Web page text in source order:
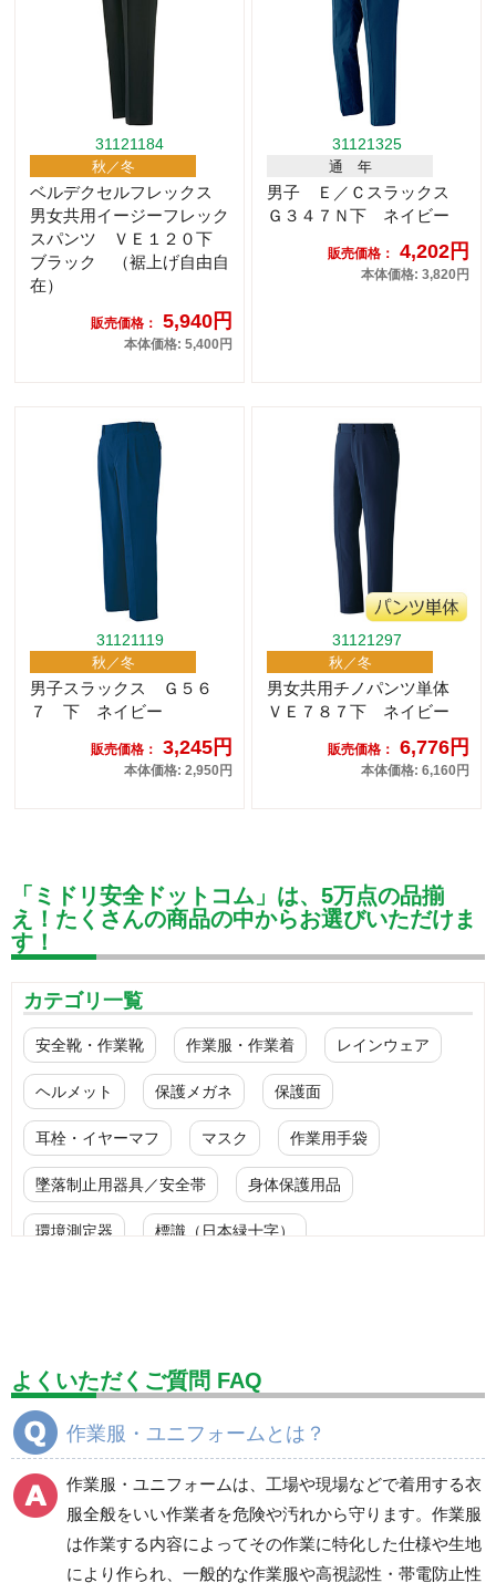
31121184
秋／冬
ベルデクセルフレックス
男女共用イージーフレック
スパンツ ＶＥ１２０下
ブラック （裾上げ自由自
在）
販売価格： 5,940円
本体価格: 5,400円
31121325
通 年
男子 Ｅ／Ｃスラックス
Ｇ３４７Ｎ下 ネイビー
販売価格： 4,202円
本体価格: 3,820円
31121119
秋／冬
男子スラックス Ｇ５６
７ 下 ネイビー
販売価格： 3,245円
本体価格: 2,950円
31121297
秋／冬
男女共用チノパンツ単体
ＶＥ７８７下 ネイビー
販売価格： 6,776円
本体価格: 6,160円
「ミドリ安全ドットコム」は、5万点の品揃
え！たくさんの商品の中からお選びいただけま
す！
カテゴリ一覧
安全靴・作業靴 作業服・作業着 レインウェア
ヘルメット 保護メガネ 保護面
耳栓・イヤーマフ マスク 作業用手袋
墜落制止用器具／安全帯 身体保護用品
環境測定器 標識（日本緑十字）
設備用品・作業補助用品 工事作業用品
分煙対策機器
電気保守用品 ワイパー クリーンルーム対策用品
防災グッズ（防災セット） 救急医療品
健康管理器具 季節商品 ウイルス対策用品
よくいただくご質問 FAQ
作業服・ユニフォームとは？
作業服・ユニフォームは、工場や現場などで着用する衣
服全般をいい作業者を危険や汚れから守ります。作業服
は作業する内容によってその作業に特化した仕様や生地
により作られ、一般的な作業服や高視認性・帯電防止性